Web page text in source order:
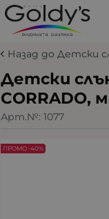
Назад до Детски
Детски
CORRADO,
Арт.№: 1077
ПРОМО -40%